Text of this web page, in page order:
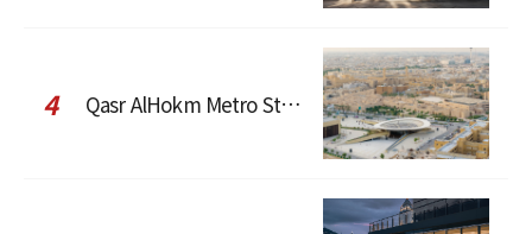
4 Qasr AlHokm Metro Station, 구도심과 현대 공공 인프라의 접점을 제안하다